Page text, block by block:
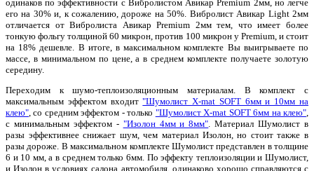
одинаков по эффективности с Вибролистом Авикар Premium 2мм, но легче
его на 30% и, к сожалению, дороже на 50%. Вибролист Авикар Light 2мм
отличается от Вибролиста Авикар Premium 2мм тем, что имеет более
тонкую фольгу толщиной 60 микрон, против 100 микрон у Premium, и стоит
на 18% дешевле. В итоге, в максимальном комплекте Вы выигрываете по
массе, в минимальном по цене, а в среднем комплекте получаете золотую
середину.
Переходим к шумо-теплоизоляционным материалам. В комплект с
максимальным эффектом входит"Шумолист X-mat SOFT 6мм и 10мм на
клею" , со средним эффектом - только "Шумолист X-mat SOFT 6мм на клею"
с минимальным эффектом - "Изолон 4мм и 8мм" . Материал Шумолист в
разы эффективнее снижает шум, чем материал Изолон, но стоит также в
разы дороже. В максимальном комплекте Шумолист представлен в толщине
6 и 10 мм, а в среднем только 6мм. По эффекту теплоизоляции и Шумолист,
и Изолон в условиях салона автомобиля, одинаково хорошо справляются с